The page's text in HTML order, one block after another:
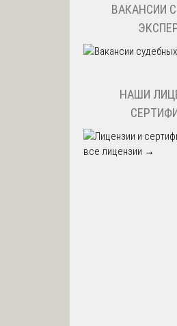
ВАКАНСИИ
НАШИ
все лицензии →